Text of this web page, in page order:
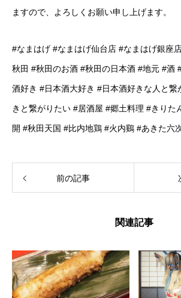
ますので、よろしくお願い申し上げます。
#なまはげ #なまはげ仙台店 #なまはげ銀座
秋田 #秋田のお酒 #秋田の日本酒 #地元 #酒
酒好き #日本酒大好き #日本酒好きな人と繋
きと繋がりたい #居酒屋 #郷土料理 #きりた
開 #秋田天国 #比内地鶏 #火内鷄 #あきた六
前の記事
関連記事